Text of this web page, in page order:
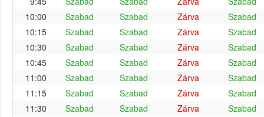
10:00
Szabad Szabad Zárva
Szabad
10:15
Szabad Szabad Zárva
Szabad
10:30
Szabad Szabad Zárva
Szabad
10:45
Szabad Szabad Zárva
Szabad
11:00
Szabad Szabad Zárva
Szabad
11:15
Szabad Szabad Zárva
Szabad
11:30
Szabad Szabad Zárva
Szabad